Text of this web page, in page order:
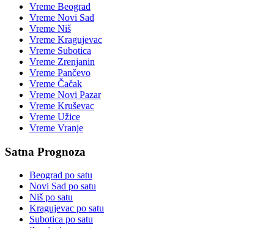
Vreme Beograd
Vreme Novi Sad
Vreme Niš
Vreme Kragujevac
Vreme Subotica
Vreme Zrenjanin
Vreme Pančevo
Vreme Čačak
Vreme Novi Pazar
Vreme Kruševac
Vreme Užice
Vreme Vranje
Satna Prognoza
Beograd po satu
Novi Sad po satu
Niš po satu
Kragujevac po satu
Subotica po satu